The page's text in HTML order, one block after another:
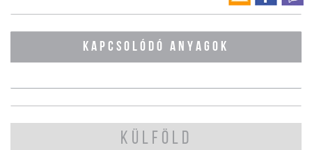
KAPCSOLÓDÓ ANYAGOK
KÜLFÖLD